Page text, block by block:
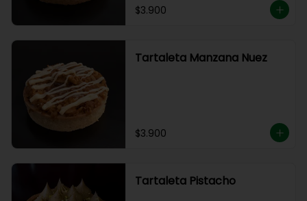
$3.900
Tartaleta Manzana Nuez
$3.900
Tartaleta Pistacho